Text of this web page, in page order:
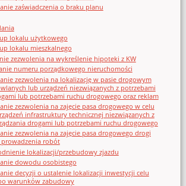
zaświadczenia o braku planu
lokalu użytkowego
lokalu mieszkalnego
zezwolenia na wykreślenie hipoteki z KW
numeru porządkowego nieruchomości
zezwolenia na lokalizację w pasie drogowym
lub urządzeń niezwiązanych z potrzebami
lub potrzebami ruchu drogowego oraz reklam
zezwolenia na zajęcie pasa drogowego w celu
infrastruktury technicznej niezwiązanych z
drogami lub potrzebami ruchu drogowego
zezwolenia na zajęcie pasa drogowego drogi
robót
lokalizacji/przebudowy zjazdu
dowodu osobistego
decyzji o ustalenie lokalizacji inwestycji celu
warunków zabudowy